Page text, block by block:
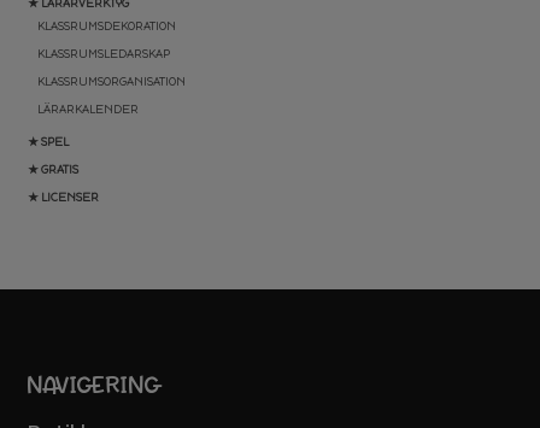
★ LÄRARVERKTYG
KLASSRUMSDEKORATION
KLASSRUMSLEDARSKAP
KLASSRUMSORGANISATION
LÄRARKALENDER
★ SPEL
★ GRATIS
★ LICENSER
NAVIGERING